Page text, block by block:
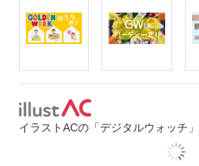
イラストACの「デジタルウォッチ